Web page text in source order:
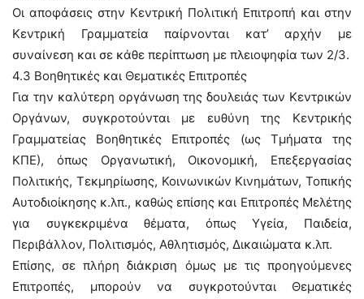
Οι αποφάσεις στην Κεντρική Πολιτική Επιτροπή και στην
Κεντρική Γραμματεία παίρνονται κατ’ αρχήν με
συναίνεση και σε κάθε περίπτωση με πλειοψηφία των 2/3.
4.3 Βοηθητικές και Θεματικές Επιτροπές
Για την καλύτερη οργάνωση της δουλειάς των Κεντρικών
Οργάνων, συγκροτούνται με ευθύνη της Κεντρικής
Γραμματείας Βοηθητικές Επιτροπές (ως Τμήματα της
ΚΠΕ), όπως Οργανωτική, Οικονομική, Επεξεργασίας
Πολιτικής, Τεκμηρίωσης, Κοινωνικών Κινημάτων, Τοπικής
Αυτοδιοίκησης κ.λπ., καθώς επίσης και Επιτροπές Μελέτης
για συγκεκριμένα θέματα, όπως Υγεία, Παιδεία,
Περιβάλλον, Πολιτισμός, Αθλητισμός, Δικαιώματα κ.λπ.
Επίσης, σε πλήρη διάκριση όμως με τις προηγούμενες
Επιτροπές, μπορούν να συγκροτούνται Θεματικές